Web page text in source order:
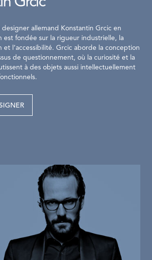
designer allemand Konstantin Grcic en
est fondée sur la rigueur industrielle, la
et l’accessibilité. Grcic aborde la conception
de questionnement, où la curiosité et la
à des objets aussi intellectuellement